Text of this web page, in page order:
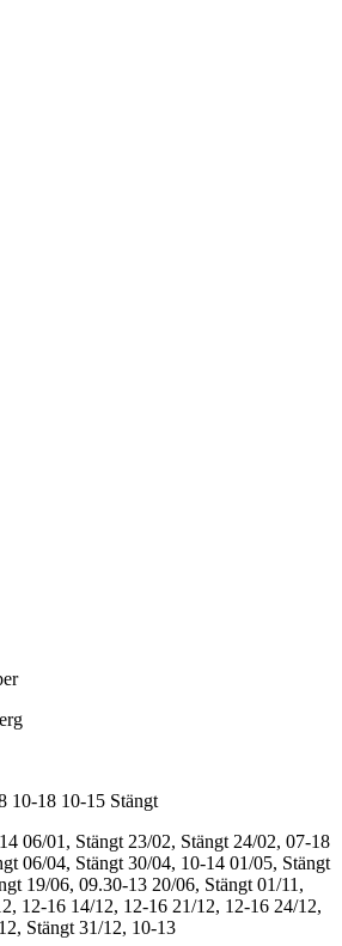
10-18 10-15 Stängt
06/01, Stängt 23/02, Stängt 24/02, 07-18
06/04, Stängt 30/04, 10-14 01/05, Stängt
19/06, 09.30-13 20/06, Stängt 01/11,
12-16 14/12, 12-16 21/12, 12-16 24/12,
Stängt 31/12, 10-13